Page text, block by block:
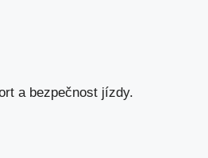
a bezpečnost jízdy.